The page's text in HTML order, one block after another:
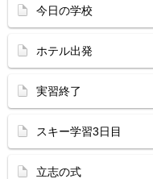
今日の学校
ホテル出発
実習終了
スキー学習3日目
立志の式